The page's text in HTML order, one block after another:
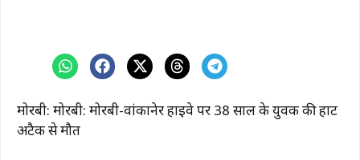
मोरबी: मोरबी: मोरबी-वांकानेर हाईवे पर 38 साल के युवक की हार्ट
अटैक से मौत